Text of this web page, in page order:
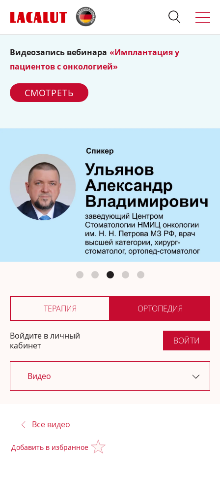
Продукция
Спросите стоматолога
Контакты
Для стоматологов:
Терапия
Ортопедия
Искать
Видеозапись вебинара «Имплантация у
пациентов с онкологией»
СМОТРЕТЬ
ТЕРАПИЯ ОРТОПЕДИЯ
Войдите в личный
кабинет
ВОЙТИ
Видео
Все видео
Добавить в избранное